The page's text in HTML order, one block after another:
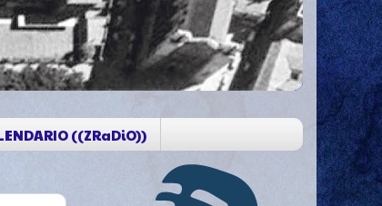
((ZRaDiO))